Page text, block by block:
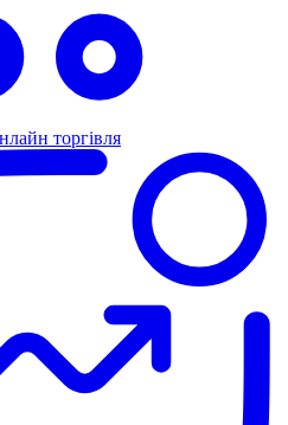
торгівля